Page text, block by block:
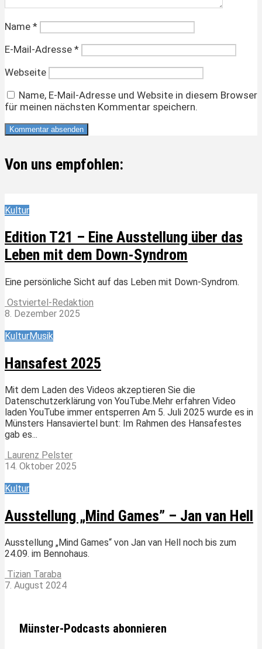
Name *
E-Mail-Adresse *
Webseite
Name, E-Mail-Adresse und Website in diesem Browser
für meinen nächsten Kommentar speichern.
Von uns empfohlen:
Kultur
Edition T21 – Eine Ausstellung über das
Leben mit dem Down-Syndrom
Eine persönliche Sicht auf das Leben mit Down-Syndrom.
Ostviertel-Redaktion
8. Dezember 2025
KulturMusik
Hansafest 2025
Mit dem Laden des Videos akzeptieren Sie die
Datenschutzerklärung von YouTube.Mehr erfahren Video
laden YouTube immer entsperren Am 5. Juli 2025 wurde es in
Münsters Hansaviertel bunt: Im Rahmen des Hansafestes
gab es...
Laurenz Pelster
14. Oktober 2025
Kultur
Ausstellung „Mind Games” – Jan van Hell
Ausstellung „Mind Games“ von Jan van Hell noch bis zum
24.09. im Bennohaus.
Tizian Taraba
7. August 2024
Münster-Podcasts abonnieren